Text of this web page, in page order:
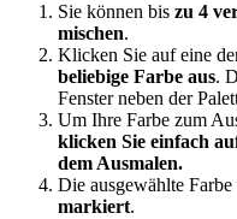
Sie können bis zu 4
mischen.
Klicken Sie auf eine
beliebige Farbe aus.
Fenster neben der
Um Ihre Farbe zum
klicken Sie einfach
dem Ausmalen.
Die ausgewählte
markiert.